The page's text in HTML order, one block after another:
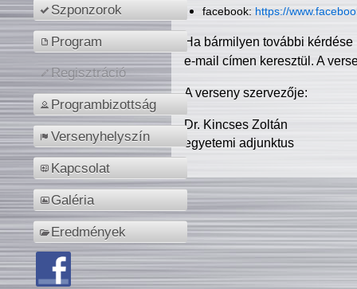
Szponzorok
Program
Regisztráció
Programbizottság
Versenyhelyszín
Kapcsolat
Galéria
Eredmények
facebook: https://
Ha bármilyen további
e-mail címen keresztül. A
A verseny szervezője:
Dr. Kincses Zoltán
egyetemi adjunktus